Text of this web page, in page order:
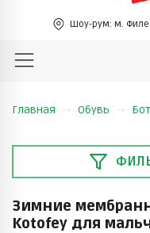
Шоу-рум: м.
Главная Обувь
Зимние
Kotofey для